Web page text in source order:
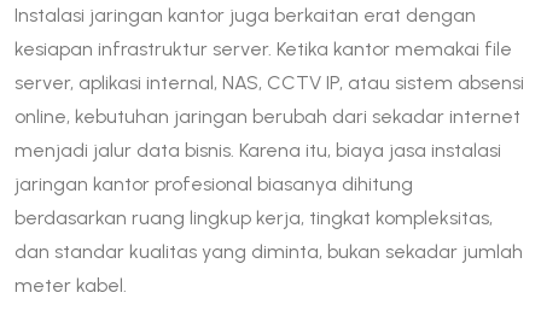
Instalasi jaringan kantor juga berkaitan erat dengan
kesiapan infrastruktur server. Ketika kantor memakai file
server, aplikasi internal, NAS, CCTV IP, atau sistem absensi
online, kebutuhan jaringan berubah dari sekadar internet
menjadi jalur data bisnis. Karena itu, biaya jasa instalasi
jaringan kantor profesional biasanya dihitung
berdasarkan ruang lingkup kerja, tingkat kompleksitas,
dan standar kualitas yang diminta, bukan sekadar jumlah
meter kabel.